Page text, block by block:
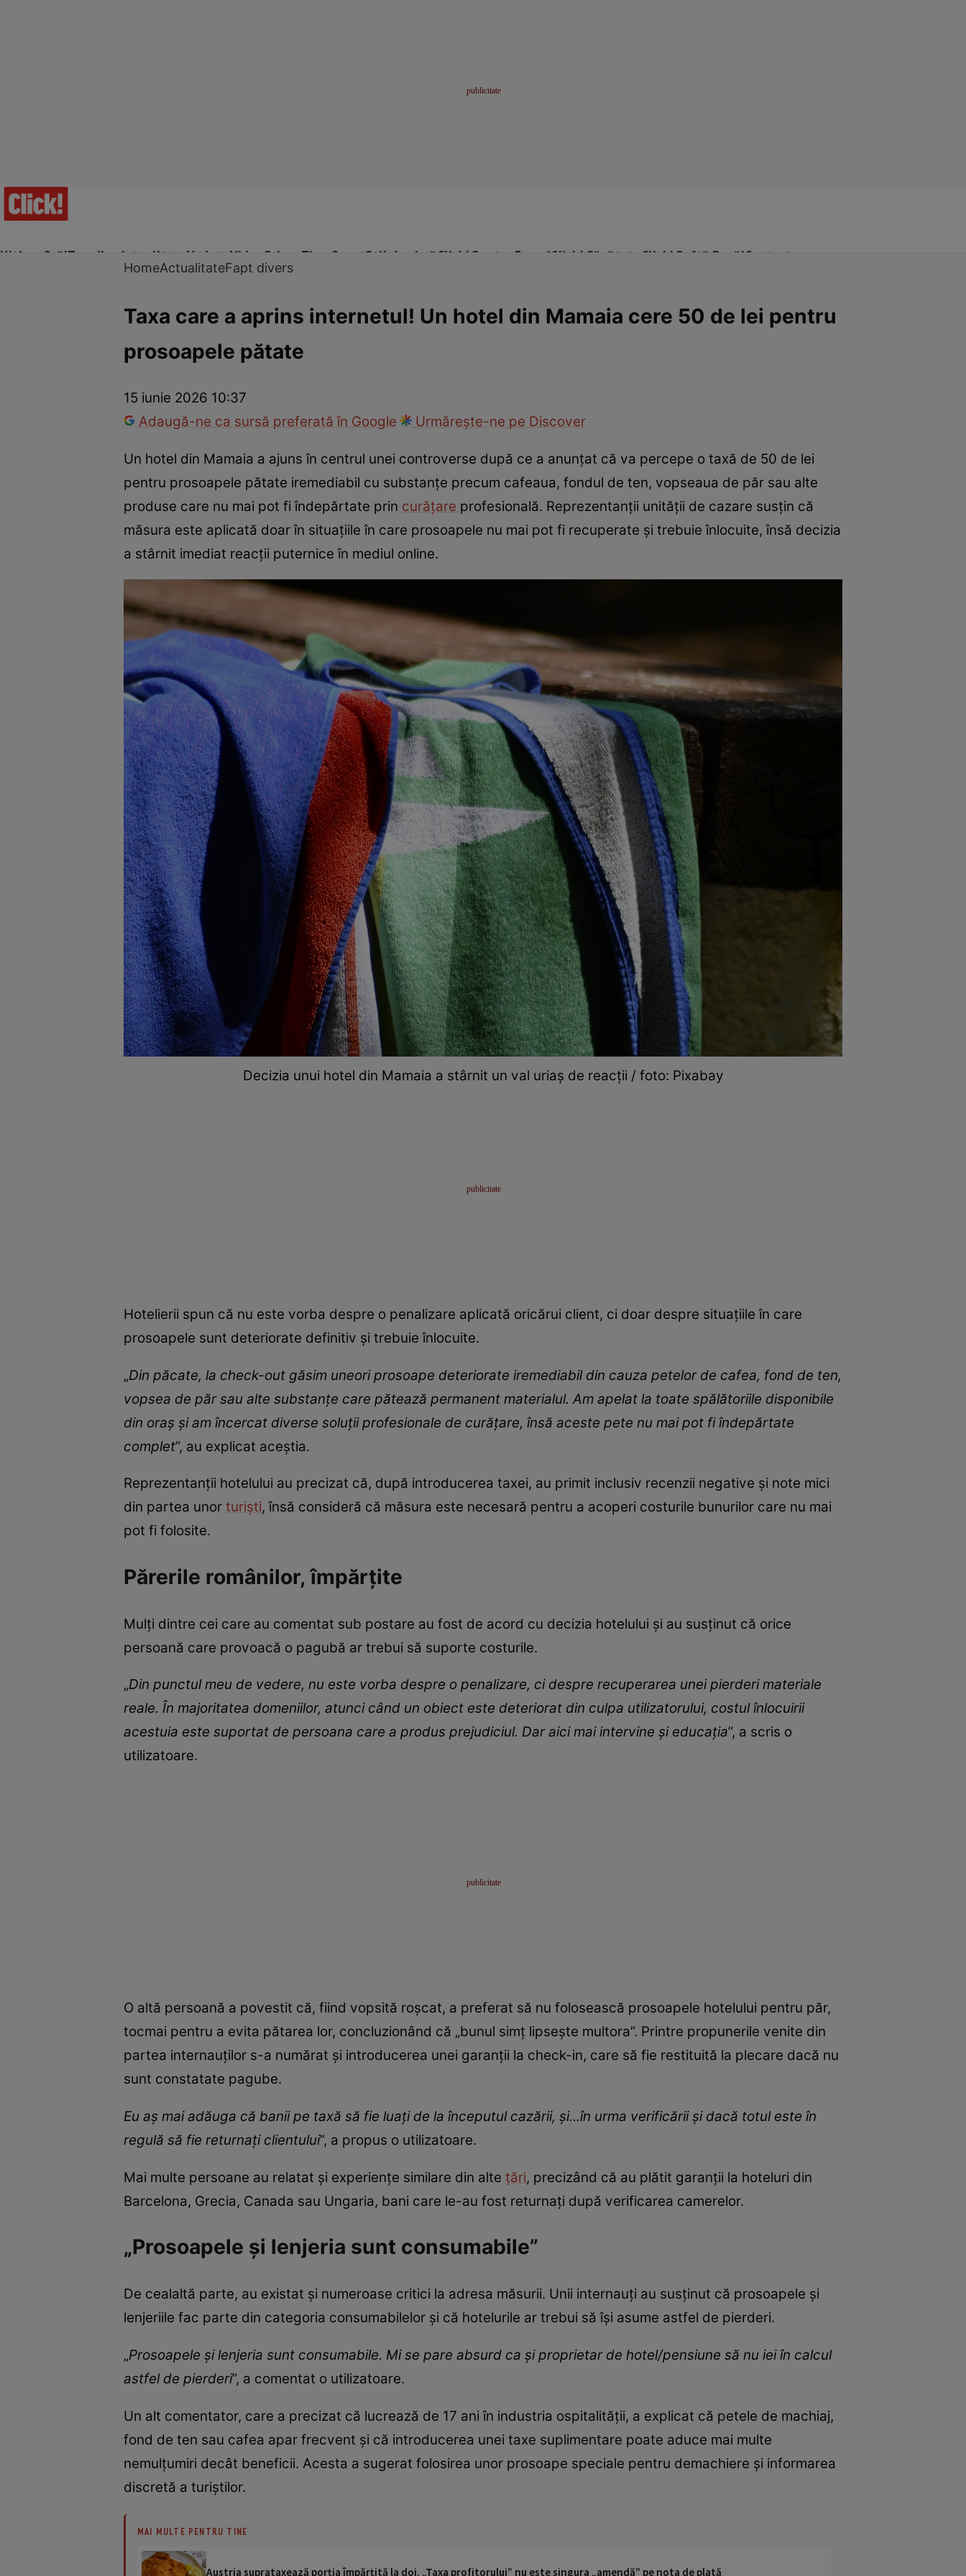
Ultima Oră!Trending Actualitate Vedete Video Prime Time SportStil de viațăClick! Pentru FemeiClick! Sănătate Click! Poftă Bună!Contact
InternaționalFapt diversTehnologie
HomeActualitateFapt divers
Taxa care a aprins internetul! Un hotel din Mamaia cere 50 de lei pentru
prosoapele pătate
15 iunie 2026 10:37
Adaugă-ne ca sursă preferată în Google
Urmărește-ne pe Discover
Un hotel din Mamaia a ajuns în centrul unei controverse după ce a anunțat că va percepe o taxă de 50 de lei
pentru prosoapele pătate iremediabil cu substanțe precum cafeaua, fondul de ten, vopseaua de păr sau alte
produse care nu mai pot fi îndepărtate prin curățare profesională. Reprezentanții unității de cazare susțin că
măsura este aplicată doar în situațiile în care prosoapele nu mai pot fi recuperate și trebuie înlocuite, însă decizia
a stârnit imediat reacții puternice în mediul online.
Decizia unui hotel din Mamaia a stârnit un val uriaș de reacții / foto: Pixabay
Hotelierii spun că nu este vorba despre o penalizare aplicată oricărui client, ci doar despre situațiile în care
prosoapele sunt deteriorate definitiv și trebuie înlocuite.
„Din păcate, la check-out găsim uneori prosoape deteriorate iremediabil din cauza petelor de cafea, fond de ten,
vopsea de păr sau alte substanțe care pătează permanent materialul. Am apelat la toate spălătoriile disponibile
din oraș și am încercat diverse soluții profesionale de curățare, însă aceste pete nu mai pot fi îndepărtate
complet”, au explicat aceștia.
Reprezentanții hotelului au precizat că, după introducerea taxei, au primit inclusiv recenzii negative și note mici
din partea unor turiști, însă consideră că măsura este necesară pentru a acoperi costurile bunurilor care nu mai
pot fi folosite.
Părerile românilor, împărțite
Mulți dintre cei care au comentat sub postare au fost de acord cu decizia hotelului și au susținut că orice
persoană care provoacă o pagubă ar trebui să suporte costurile.
„Din punctul meu de vedere, nu este vorba despre o penalizare, ci despre recuperarea unei pierderi materiale
reale. În majoritatea domeniilor, atunci când un obiect este deteriorat din culpa utilizatorului, costul înlocuirii
acestuia este suportat de persoana care a produs prejudiciul. Dar aici mai intervine și educația”, a scris o
utilizatoare.
O altă persoană a povestit că, fiind vopsită roșcat, a preferat să nu folosească prosoapele hotelului pentru păr,
tocmai pentru a evita pătarea lor, concluzionând că „bunul simț lipsește multora”. Printre propunerile venite din
partea internauților s-a numărat și introducerea unei garanții la check-in, care să fie restituită la plecare dacă nu
sunt constatate pagube.
Eu aș mai adăuga că banii pe taxă să fie luați de la începutul cazării, și...în urma verificării și dacă totul este în
regulă să fie returnați clientului”, a propus o utilizatoare.
Mai multe persoane au relatat și experiențe similare din alte țări, precizând că au plătit garanții la hoteluri din
Barcelona, Grecia, Canada sau Ungaria, bani care le-au fost returnați după verificarea camerelor.
„Prosoapele și lenjeria sunt consumabile”
De cealaltă parte, au existat și numeroase critici la adresa măsurii. Unii internauți au susținut că prosoapele și
lenjeriile fac parte din categoria consumabilelor și că hotelurile ar trebui să își asume astfel de pierderi.
„Prosoapele și lenjeria sunt consumabile. Mi se pare absurd ca și proprietar de hotel/pensiune să nu iei în calcul
astfel de pierderi”, a comentat o utilizatoare.
Un alt comentator, care a precizat că lucrează de 17 ani în industria ospitalității, a explicat că petele de machiaj,
fond de ten sau cafea apar frecvent și că introducerea unei taxe suplimentare poate aduce mai multe
nemulțumiri decât beneficii. Acesta a sugerat folosirea unor prosoape speciale pentru demachiere și informarea
discretă a turiștilor.
MAI MULTE PENTRU TINE
Austria suprataxează porția împărțită la doi. „Taxa profitorului” nu este singura „amendă” pe nota de plată